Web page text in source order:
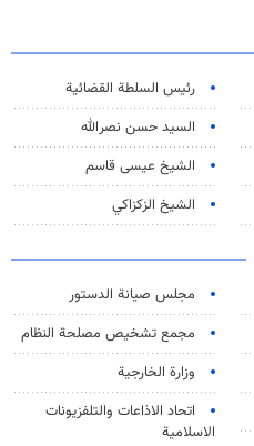
رئیس السلطة القضائیة
السيد حسن نصرالله
الشيخ عيسى قاسم
الشيخ الزكزاكي
مجلس صيانة الدستور
مجمع تشخيص مصلحة النظام
وزارة الخارجية
اتحاد الاذاعات والتلفزيونات
الاسلامية